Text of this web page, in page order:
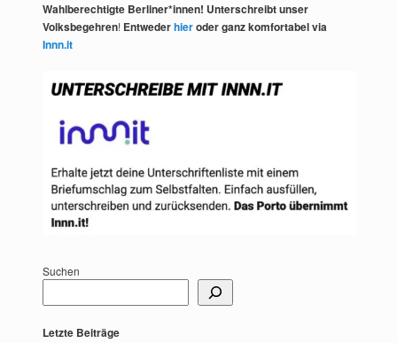
Wahlberechtigte Berliner*innen! Unterschreibt unser
Volksbegehren! Entwederhieroder ganz komfortabel via
Innn.it
Suchen
Letzte Beiträge